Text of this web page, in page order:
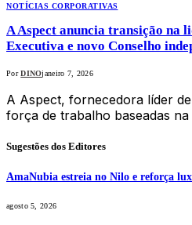
NOTÍCIAS CORPORATIVAS
A Aspect anuncia transição na
Executiva e novo Conselho
Por DINOjaneiro 7, 2026
A Aspect, fornecedora líder
força de trabalho baseadas
Sugestões dos Editores
AmaNubia estreia no Nilo e reforça
agosto 5, 2026